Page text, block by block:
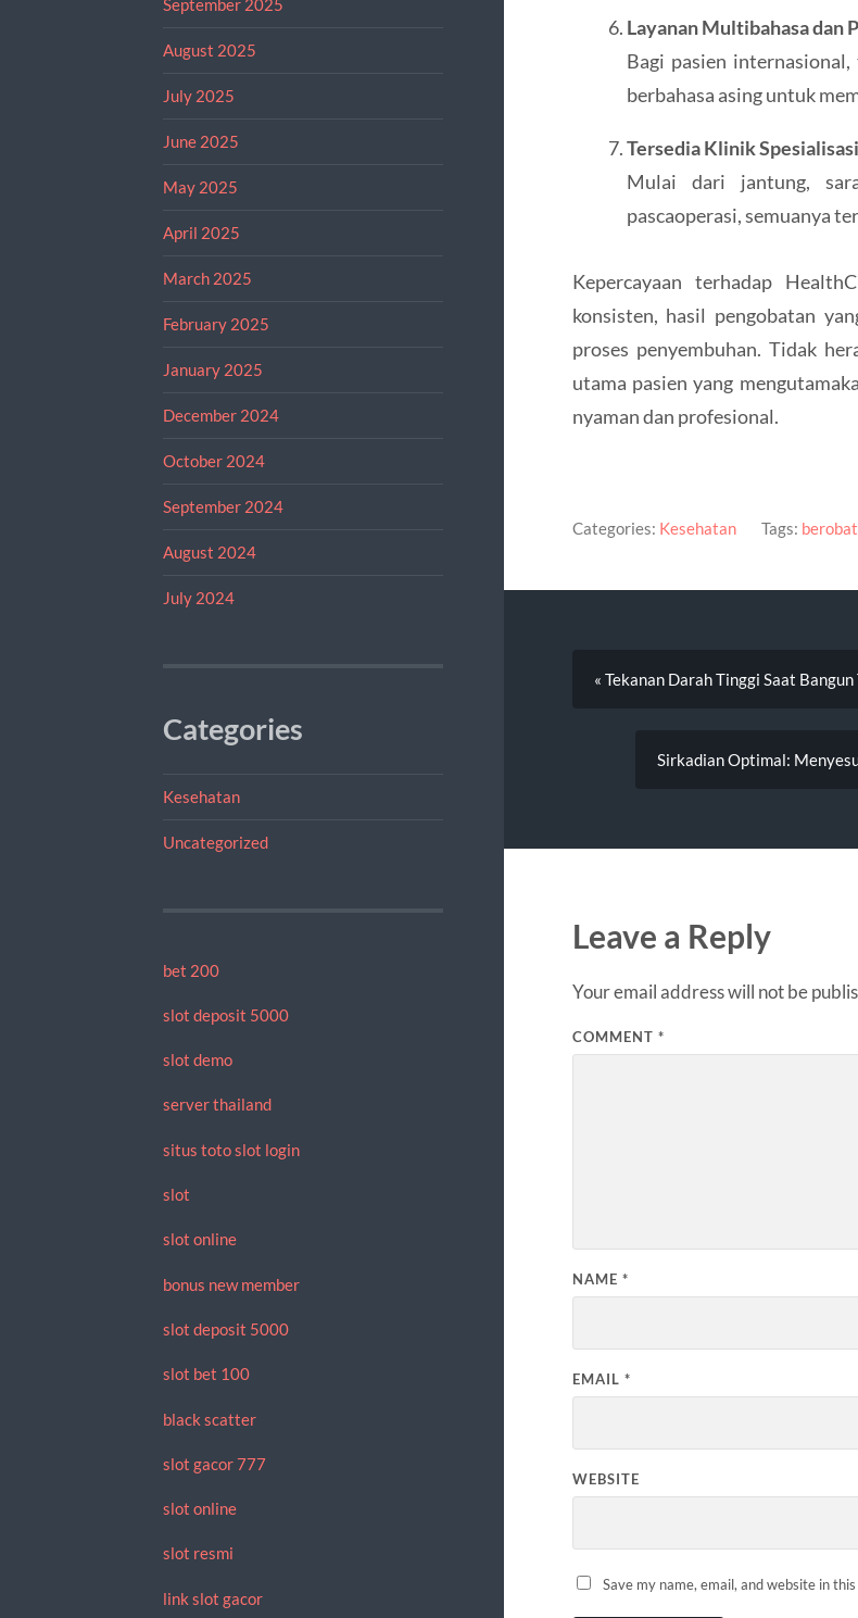
August 2025
July 2025
June 2025
May 2025
April 2025
March 2025
February 2025
January 2025
December 2024
October 2024
September 2024
August 2024
July 2024
Categories
Kesehatan
Uncategorized
bet 200
slot deposit 5000
slot demo
server thailand
situs toto slot login
slot
slot online
bonus new member
slot deposit 5000
slot bet 100
black scatter
slot gacor 777
slot online
slot resmi
link slot gacor
Layanan Multibahasa dan
Bagi pasien
berbahasa asing untuk
Tersedia Klinik
Mulai dari jantung,
pascaoperasi, semuanya
Kepercayaan terhadap
konsisten, hasil pengobatan
proses penyembuhan. Tidak
utama pasien yang
nyaman dan profesional.
Categories: Kesehatan Tags: berobat
« Tekanan Darah Tinggi Saat
Sirkadian Optimal:
Leave a Reply
Your email address will not be
COMMENT *
NAME *
EMAIL *
WEBSITE
Save my name, email, and website in